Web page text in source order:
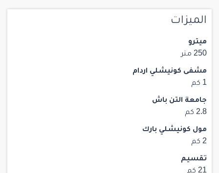
الميزات
ميترو
250 متر
مشفى كونيشلي اردام
1 كم
جامعة التن باش
2.8 كم
مول كونيشلي بارك
2 كم
تقسيم